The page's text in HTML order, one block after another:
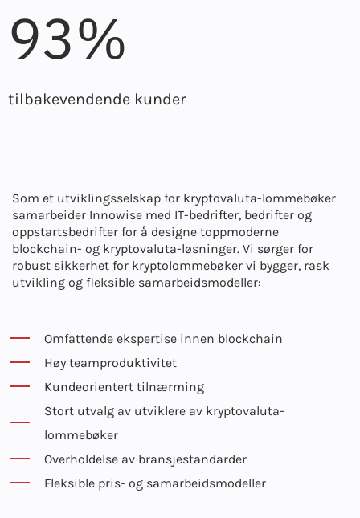
93%
tilbakevendende kunder
Som et utviklingsselskap for kryptovaluta-lommebøker
samarbeider Innowise med IT-bedrifter, bedrifter og
oppstartsbedrifter for å designe toppmoderne
blockchain- og kryptovaluta-løsninger. Vi sørger for
robust sikkerhet for kryptolommebøker vi bygger, rask
utvikling og fleksible samarbeidsmodeller:
Omfattende ekspertise innen blockchain
Høy teamproduktivitet
Kundeorientert tilnærming
Stort utvalg av utviklere av kryptovaluta-
lommebøker
Overholdelse av bransjestandarder
Fleksible pris- og samarbeidsmodeller